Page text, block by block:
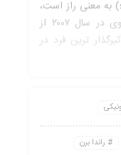
اولین حرف از کلمه (secret) به معنی راز است،
نماد «نظریه جذب» است. وی در سال ۲۰۰۷ از
ترین فرد در
راندا برن